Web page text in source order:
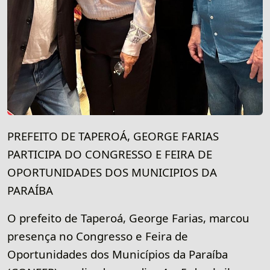
PREFEITO DE TAPEROÁ, GEORGE FARIAS
PARTICIPA DO CONGRESSO E FEIRA DE
OPORTUNIDADES DOS MUNICIPIOS DA
PARAÍBA
O prefeito de Taperoá, George Farias, marcou
presença no Congresso e Feira de
Oportunidades dos Municípios da Paraíba